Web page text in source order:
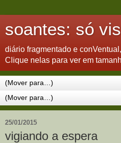
soantes: só
diário fragmentado e
Clique nelas para ver em
25/01/2015
vigiando a espera